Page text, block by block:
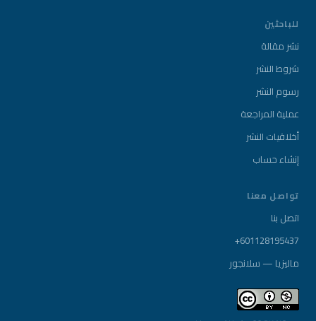
للباحثين
نشر مقالة
شروط النشر
رسوم النشر
عملية المراجعة
أخلاقيات النشر
إنشاء حساب
تواصل معنا
اتصل بنا
+601128195437
ماليزيا — سلانجور